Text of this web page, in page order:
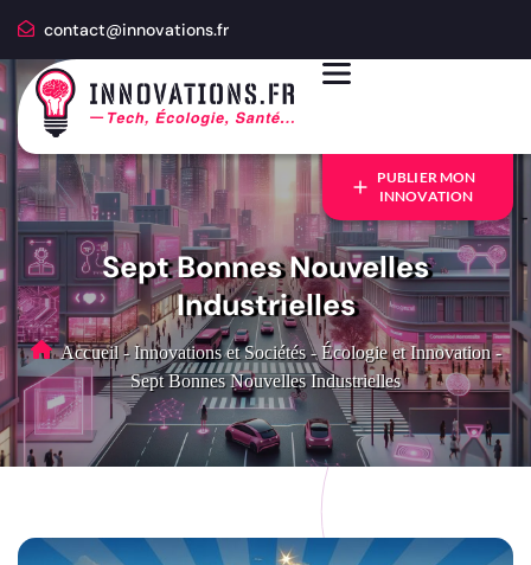
contact@innovations.fr
PUBLIER MON
INNOVATION
Sept Bonnes Nouvelles
Industrielles
Accueil - Innovations et Sociétés - Écologie et Innovation -
Sept Bonnes Nouvelles Industrielles